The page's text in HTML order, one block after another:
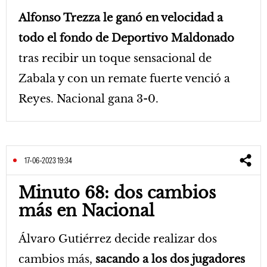
Alfonso Trezza le ganó en velocidad a
todo el fondo de Deportivo Maldonado
tras recibir un toque sensacional de
Zabala y con un remate fuerte venció a
Reyes. Nacional gana 3-0.
17-06-2023 19:34
Minuto 68: dos cambios
más en Nacional
Álvaro Gutiérrez decide realizar dos
cambios más, sacando a los dos jugadores